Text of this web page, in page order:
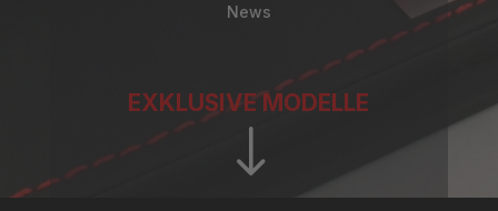
News
EXKLUSIVE MODELLE
"